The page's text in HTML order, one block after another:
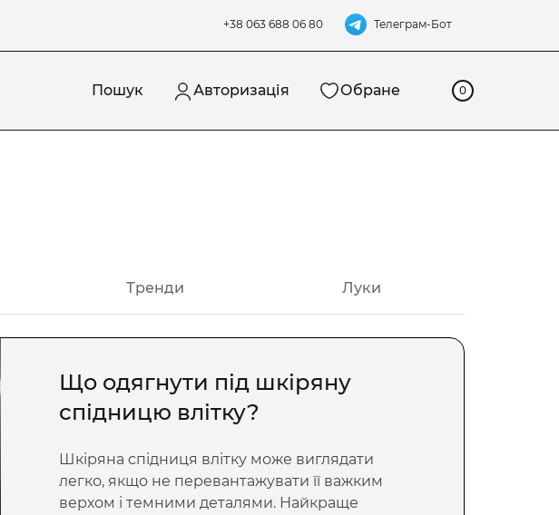
+38 063 688 06 80 Телеграм-Бот
Пошук Авторизація Обране 0
Тренди Луки
Що одягнути під шкіряну
спідницю влітку?
Шкіряна спідниця влітку може виглядати
легко, якщо не перевантажувати її важким
верхом і темними деталями. Найкраще